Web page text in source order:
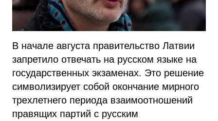
В начале августа правительство Латвии
запретило отвечать на русском языке на
государственных экзаменах. Это решение
символизирует собой окончание мирного
трехлетнего периода взаимоотношений
правящих партий с русским